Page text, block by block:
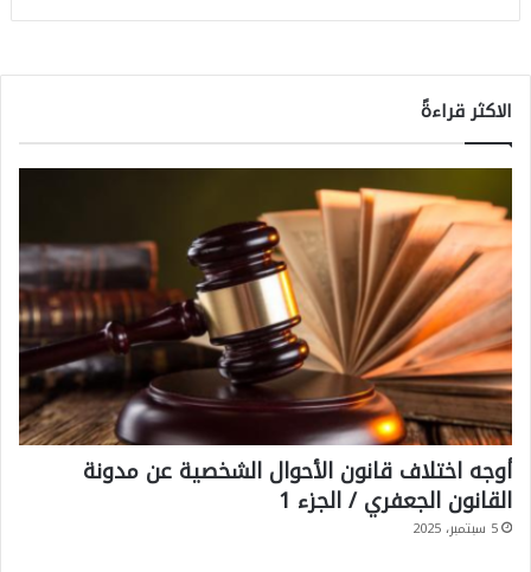
الاكثر قراءةً
أوجه اختلاف قانون الأحوال الشخصية عن مدونة
القانون الجعفري / الجزء 1
5 سبتمبر، 2025